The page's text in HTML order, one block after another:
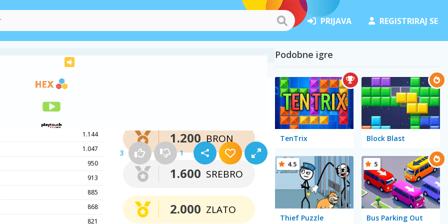
PRIJAVA REGISTRIRAJ SE
3 1
1.144
1.047
950
913
885
868
821
BRON
1.200
SREBRO
1.600
ZLATO
2.000
Podobne igre
TenTrix Block Blast
Thief Puzzle
4.5
Bus Parking Out
5